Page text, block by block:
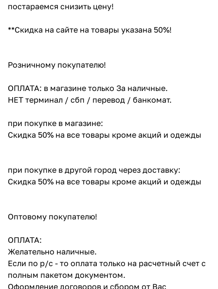
постараемся снизить цену!
**Скидка на сайте на товары указана 50%!
Розничному покупателю!
ОПЛАТА: в магазине только За наличные.
НЕТ терминал / сбп / перевод / банкомат.
при покупке в магазине:
Скидка 50% на все товары кроме акций и одежды
при покупке в другой город через доставку:
Скидка 50% на все товары кроме акций и одежды
Оптовому покупателю!
ОПЛАТА:
Желательно наличные.
Если по р/с - то оплата только на расчетный счет с
полным пакетом документом.
Оформление договоров и сбором от Вас